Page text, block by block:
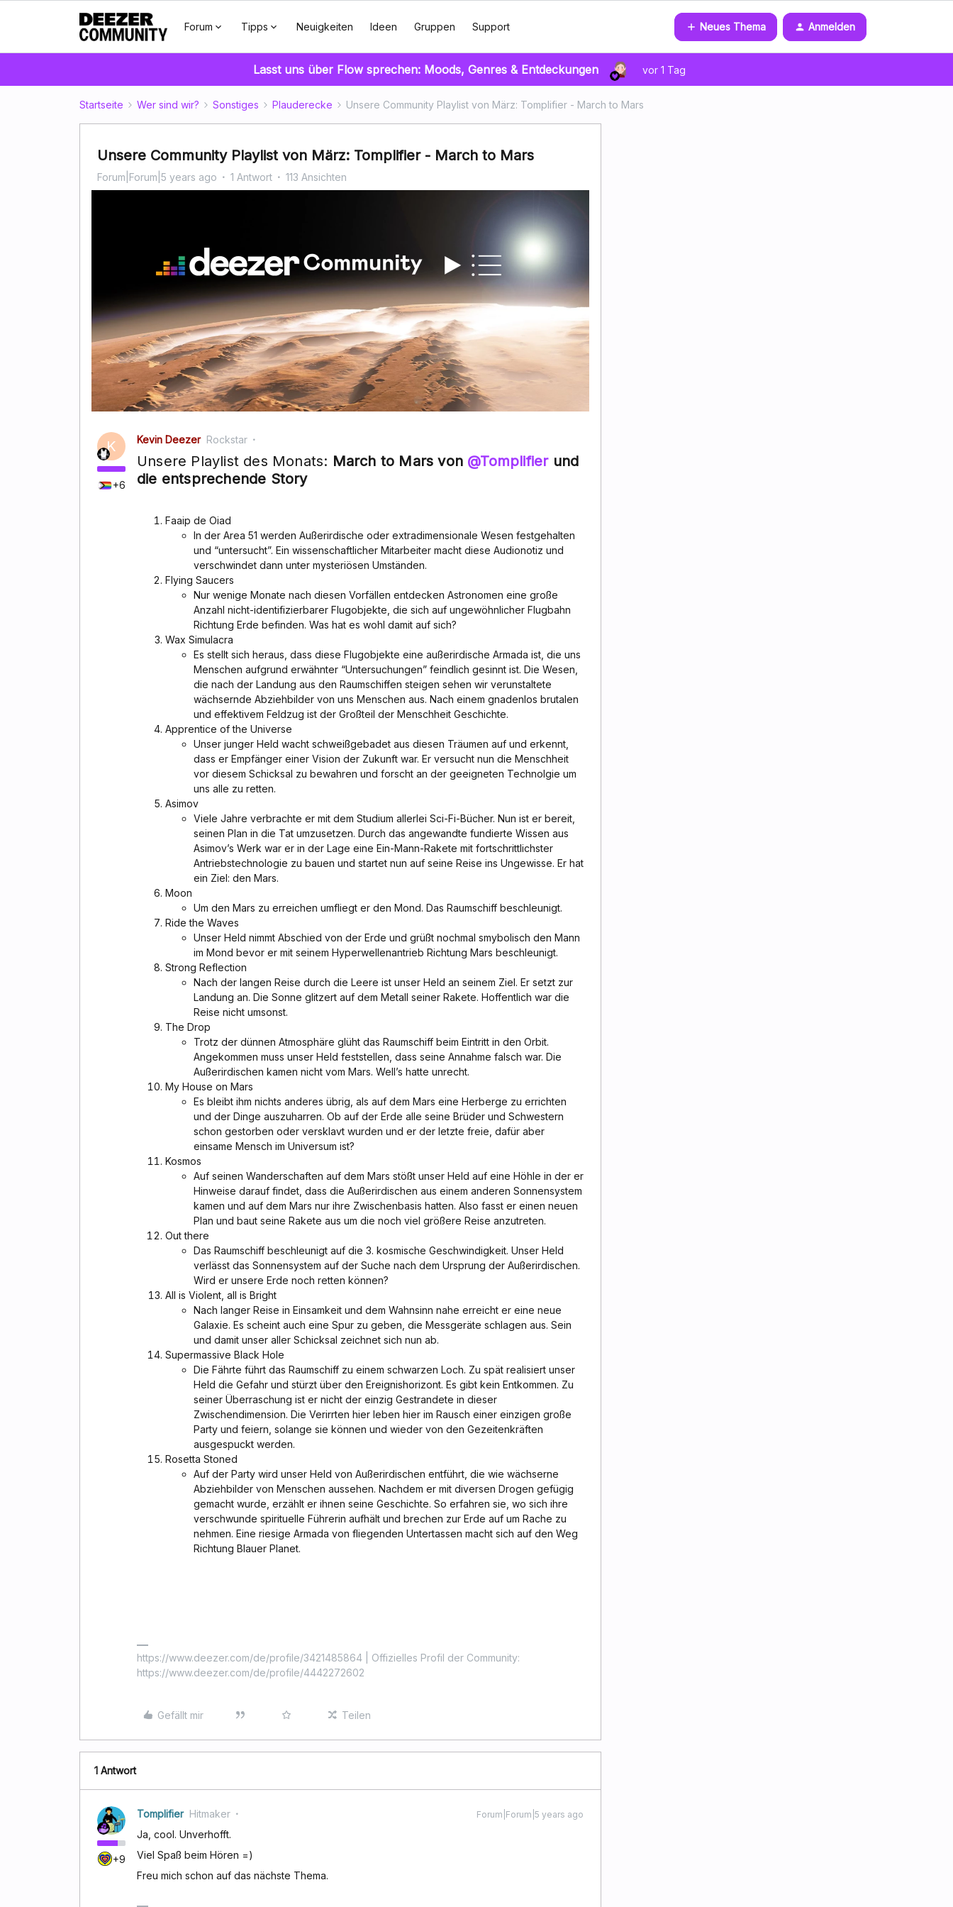
Forum Tipps Neuigkeiten Ideen Gruppen Support Neues Thema Anmelden
Lasst uns über Flow sprechen: Moods, Genres & Entdeckungen vor 1 Tag
Startseite Wer sind wir? Sonstiges Plauderecke Unsere Community Playlist von März: Tomplifier - March to Mars
Unsere Community Playlist von März: Tomplifier - March to Mars
Forum|Forum|5 years ago 1 Antwort 113 Ansichten
K
+6
Kevin Deezer Rockstar
Unsere Playlist des Monats: March to Mars von @Tomplifierund
die entsprechende Story
Faaip de Oiad
In der Area 51 werden Außerirdische oder extradimensionale Wesen festgehalten
und “untersucht”. Ein wissenschaftlicher Mitarbeiter macht diese Audionotiz und
verschwindet dann unter mysteriösen Umständen.
Flying Saucers
Nur wenige Monate nach diesen Vorfällen entdecken Astronomen eine große
Anzahl nicht-identifizierbarer Flugobjekte, die sich auf ungewöhnlicher Flugbahn
Richtung Erde befinden. Was hat es wohl damit auf sich?
Wax Simulacra
Es stellt sich heraus, dass diese Flugobjekte eine außerirdische Armada ist, die uns
Menschen aufgrund erwähnter “Untersuchungen” feindlich gesinnt ist. Die Wesen,
die nach der Landung aus den Raumschiffen steigen sehen wir verunstaltete
wächsernde Abziehbilder von uns Menschen aus. Nach einem gnadenlos brutalen
und effektivem Feldzug ist der Großteil der Menschheit Geschichte.
Apprentice of the Universe
Unser junger Held wacht schweißgebadet aus diesen Träumen auf und erkennt,
dass er Empfänger einer Vision der Zukunft war. Er versucht nun die Menschheit
vor diesem Schicksal zu bewahren und forscht an der geeigneten Technolgie um
uns alle zu retten.
Asimov
Viele Jahre verbrachte er mit dem Studium allerlei Sci-Fi-Bücher. Nun ist er bereit,
seinen Plan in die Tat umzusetzen. Durch das angewandte fundierte Wissen aus
Asimov’s Werk war er in der Lage eine Ein-Mann-Rakete mit fortschrittlichster
Antriebstechnologie zu bauen und startet nun auf seine Reise ins Ungewisse. Er hat
ein Ziel: den Mars.
Moon
Um den Mars zu erreichen umfliegt er den Mond. Das Raumschiff beschleunigt.
Ride the Waves
Unser Held nimmt Abschied von der Erde und grüßt nochmal smybolisch den Mann
im Mond bevor er mit seinem Hyperwellenantrieb Richtung Mars beschleunigt.
Strong Reflection
Nach der langen Reise durch die Leere ist unser Held an seinem Ziel. Er setzt zur
Landung an. Die Sonne glitzert auf dem Metall seiner Rakete. Hoffentlich war die
Reise nicht umsonst.
The Drop
Trotz der dünnen Atmosphäre glüht das Raumschiff beim Eintritt in den Orbit.
Angekommen muss unser Held feststellen, dass seine Annahme falsch war. Die
Außerirdischen kamen nicht vom Mars. Well’s hatte unrecht.
My House on Mars
Es bleibt ihm nichts anderes übrig, als auf dem Mars eine Herberge zu errichten
und der Dinge auszuharren. Ob auf der Erde alle seine Brüder und Schwestern
schon gestorben oder versklavt wurden und er der letzte freie, dafür aber
einsame Mensch im Universum ist?
Kosmos
Auf seinen Wanderschaften auf dem Mars stößt unser Held auf eine Höhle in der er
Hinweise darauf findet, dass die Außerirdischen aus einem anderen Sonnensystem
kamen und auf dem Mars nur ihre Zwischenbasis hatten. Also fasst er einen neuen
Plan und baut seine Rakete aus um die noch viel größere Reise anzutreten.
Out there
Das Raumschiff beschleunigt auf die 3. kosmische Geschwindigkeit. Unser Held
verlässt das Sonnensystem auf der Suche nach dem Ursprung der Außerirdischen.
Wird er unsere Erde noch retten können?
All is Violent, all is Bright
Nach langer Reise in Einsamkeit und dem Wahnsinn nahe erreicht er eine neue
Galaxie. Es scheint auch eine Spur zu geben, die Messgeräte schlagen aus. Sein
und damit unser aller Schicksal zeichnet sich nun ab.
Supermassive Black Hole
Die Fährte führt das Raumschiff zu einem schwarzen Loch. Zu spät realisiert unser
Held die Gefahr und stürzt über den Ereignishorizont. Es gibt kein Entkommen. Zu
seiner Überraschung ist er nicht der einzig Gestrandete in dieser
Zwischendimension. Die Verirrten hier leben hier im Rausch einer einzigen große
Party und feiern, solange sie können und wieder von den Gezeitenkräften
ausgespuckt werden.
Rosetta Stoned
Auf der Party wird unser Held von Außerirdischen entführt, die wie wächserne
Abziehbilder von Menschen aussehen. Nachdem er mit diversen Drogen gefügig
gemacht wurde, erzählt er ihnen seine Geschichte. So erfahren sie, wo sich ihre
verschwunde spirituelle Führerin aufhält und brechen zur Erde auf um Rache zu
nehmen. Eine riesige Armada von fliegenden Untertassen macht sich auf den Weg
Richtung Blauer Planet.
https://www.deezer.com/de/profile/3421485864 | Offizielles Profil der Community:
https://www.deezer.com/de/profile/4442272602
Gefällt mir Teilen
1 Antwort
+9
Tomplifier Hitmaker Forum|Forum|5 years ago
Ja, cool. Unverhofft.
Viel Spaß beim Hören =)
Freu mich schon auf das nächste Thema.